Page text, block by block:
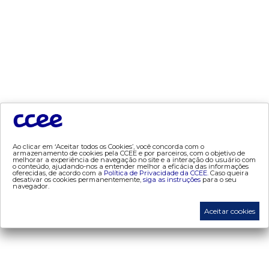
- geração
- leilão
- mercado mensal
- mercado quinzenal
- mve
- segurança de mercado
Ao clicar em ‘Aceitar todos os Cookies’, você concorda com o
armazenamento de cookies pela CCEE e por parceiros, com o objetivo de
melhorar a experiência de navegação no site e a interação do usuário com
o conteúdo, ajudando-nos a entender melhor a eficácia das informações
oferecidas, de acordo com a Política de Privacidade da CCEE. Caso queira
desativar os cookies permanentemente, siga as instruções para o seu
navegador.
Aceitar cookies